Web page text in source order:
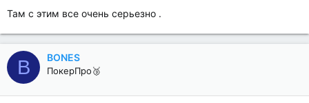
Там с этим все очень серьезно .
B BONES
ПокерПро🥉